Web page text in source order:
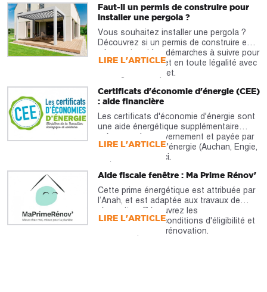
Faut-il un permis de construire pour
installer une pergola ?
Vous souhaitez installer une pergola ?
Découvrez si un permis de construire est
nécessaire et les démarches à suivre pour
réaliser votre projet en toute légalité avec
notre guide complet.
LIRE L'ARTICLE
Certificats d'économie d'énergie (CEE)
: aide financière
Les certificats d'économie d'énergie sont
une aide énergétique supplémentaire
prévue par le gouvernement et payée par
les fournisseurs d'énergie (Auchan, Engie,
etc). À découvrir ici.
LIRE L'ARTICLE
Aide fiscale fenêtre : Ma Prime Rénov'
Cette prime énergétique est attribuée par
l’Anah, et est adaptée aux travaux de
rénovation. Découvrez les
caractéristiques, conditions d'éligibilité et
montants pour la rénovation.
LIRE L'ARTICLE